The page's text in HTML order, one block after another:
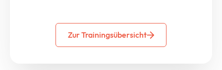
Zur Trainingsübersicht